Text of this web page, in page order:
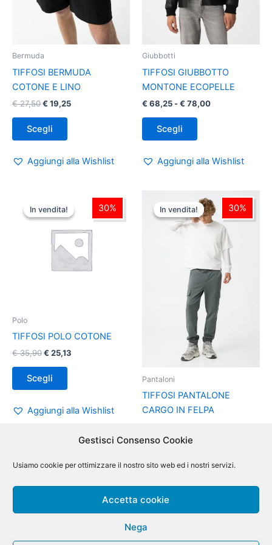
Gestisci Consenso Cookie
Usiamo cookie per ottimizzare il nostro sito web ed i nostri servizi.
Accetta cookie
Nega
Bermuda
TIFFOSI BERMUDA
COTONE E LINO
€27,50€ 19,25
Scegli
scelte
nella
pagina
Aggiungi alla Wishlist
Giubbotti
TIFFOSI GIUBBOTTO
MONTONE ECOPELLE
€ 68,25 -€ 78,00
Scegli
scelte
nella
pagina
Aggiungi alla Wishlist
In vendita! 30%
In vendita!
Polo
TIFFOSI POLO COTONE
€35,90
prezzo
originale
€ 35,90.
€ 25,13
attuale
€ 25,13.
Scegli
Questo
prodotto
più
varianti.
Le
nella
pagina
del
prodotto
Aggiungi alla Wishlist
In vendita! 30%
In vendita!
Pantaloni
TIFFOSI PANTALONE
CARGO IN FELPA
prezzo
originale
era:
€ 28,90.
prezzo
attuale
è:
€ 20,23.
Questo
prodotto
ha
varianti.
Le
opzioni
possono
essere
scelte
nella
pagina
Aggiungi alla Wishlist